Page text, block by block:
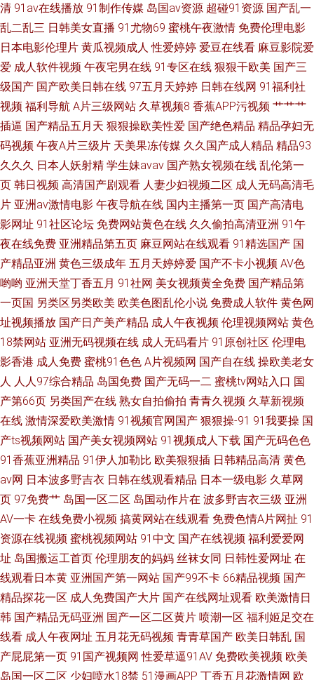
视 韩日操逼无码 丁香午夜超碰 野花免费观看日本电影 青草草免费精品 国产
高清卡一卡新区 手机中文字幕7 国产精品亚洲视频网站 手机在线看电影 导航
大全 日本一区二区三区不卡 a亚洲欧美 欧美午夜狼人 91国精产品 美女免费
精品 在线播放中 娇妻互换 永久免费不卡在线观 黄色小网站 亚洲国产精品视
频 国产欧美亚洲精品a 天天影视综合网色香 干逼视频网站
清 91av在线播放 91制作传媒 岛国av资源 超碰91资源 国产乱一
乱二乱三 日韩美女直播 91尤物69 蜜桃午夜激情 免费伦理电影
日本电影伦理片 黄瓜视频成人 性爱婷婷 爱豆在线看 麻豆影院爱
爱 成人软件视频 午夜宅男在线 91专区在线 狠狠干欧美 国产三
级国产 国产欧美日韩在线 97五月天婷婷 日韩在线网 91福利社
视频 福利导航 A片三级网站 久草视频8 香蕉APP污视频 艹艹艹
插逼 国产精品五月天 狠狠操欧美性爱 国产绝色精品 精品孕妇无
码视频 午夜A片三级片 天美果冻传媒 久久国产成人精品 精品93
久久久 日本人妖射精 学生妹avav 国产熟女视频在线 乱伦第一
页 韩日视频 高清国产剧观看 人妻少妇视频二区 成人无码高清毛
片 亚洲av激情电影 午夜导航在线 国内主播第一页 国产高清电
影网址 91社区论坛 免费网站黄色在线 久久偷拍高清亚洲 91午
夜在线免费 亚洲精品第五页 麻豆网站在线观看 91精选国产 国
产精品亚洲 黄色三级成年 五月天婷婷爱 国产不卡小视频 AV色
哟哟 亚洲天堂丁香五月 91社网 美女视频黄全免费 国产精品第
一页国 另类区另类欧美 欧美色图乱伦小说 免费成人软件 黄色网
址视频播放 国产日产美产精品 成人午夜视频 伦理视频网站 黄色
18禁网站 亚洲无码视频在线 成人无码看片 91原创社区 伦理电
影香港 成人免费 蜜桃91色色 A片视频网 国产自在线 操欧美老女
人 人人97综合精品 岛国免费 国产无码一二 蜜桃tv网站入口 国
产第66页 另类国产在线 熟女自拍偷拍 青青久视频 久草新视频
在线 激情深爱欧美激情 91视频官网国产 狠狠操-91 91我要操 国
产ts视频网站 国产美女视频网站 91视频成人下载 国产无码色色
91香蕉亚洲精品 91伊人加勒比 欧美狠狠插 日韩精品高清 黄色
av网 日本波多野吉衣 日韩在线观看精品 日本一级电影 久草网
页 97免费艹 岛国一区二区 岛国动作片在 波多野吉衣三级 亚洲
AV一卡 在线免费小视频 搞黄网站在线观看 免费色情A片网扯 91
资源在线视频 蜜桃视频网站 91中文 国产在线视频 福利爱爱网
址 岛国搬运工首页 伦理朋友的妈妈 丝袜女同 日韩性爱网址 在
线观看日本黄 亚洲国产第一网站 国产99不卡 66精品视频 国产
精品探花一区 成人免费国产大片 国产在线网址观看 欧美激情日
韩 国产精品无码亚洲 国产一区二区黄片 喷潮一区 福利姬足交在
线看 成人午夜网址 五月花无码视频 青青草国产 欧美日韩乱 国
产屁屁第一页 91国产视频网 性爱草逼91AV 免费欧美视频 欧美
岛国一区二区 少妇喷水18禁 51漫画APP 丁香五月花激情网 欧